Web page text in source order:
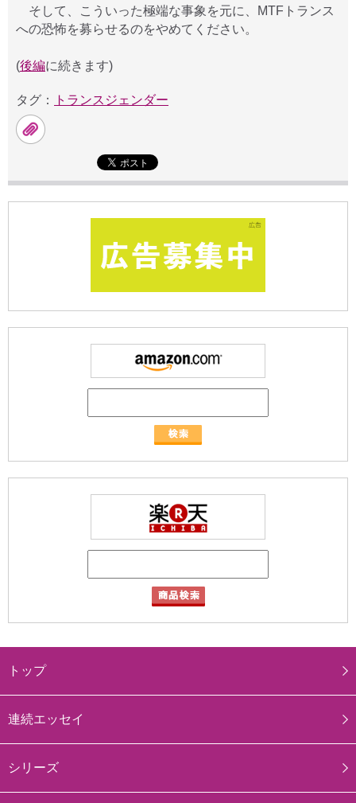
そして、こういった極端な事象を元に、MTFトランス
への恐怖を募らせるのをやめてください。
(後編に続きます)
タグ： トランスジェンダー
トップ
連続エッセイ
シリーズ